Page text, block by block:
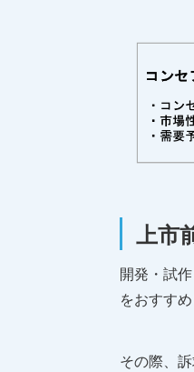
上市
開発・試
をおすすめ
その際、